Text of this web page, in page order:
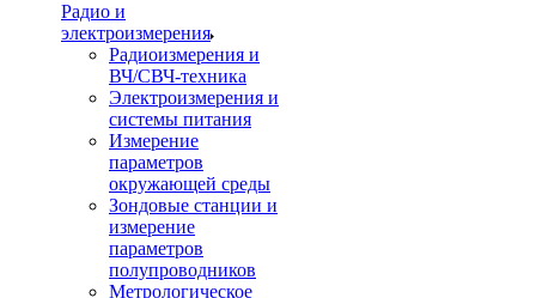
Радио и
электроизмерения
Радиоизмерения и
ВЧ/СВЧ-техника
Электроизмерения и
системы питания
Измерение
параметров
окружающей среды
Зондовые станции и
измерение
параметров
полупроводников
Метрологическое